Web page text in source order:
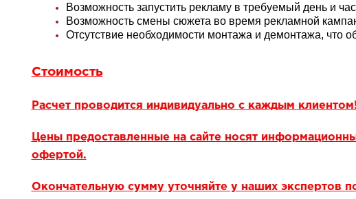
Возможность запустить рекламу в требуемый день и
Возможность смены сюжета во время рекламной
Отсутствие необходимости монтажа и демонтажа, что
Стоимость
Расчет проводится индивидуально с каждым клиентом!
Цены предоставленные на сайте носят
офертой.
Окончательную сумму уточняйте у наших экспертов